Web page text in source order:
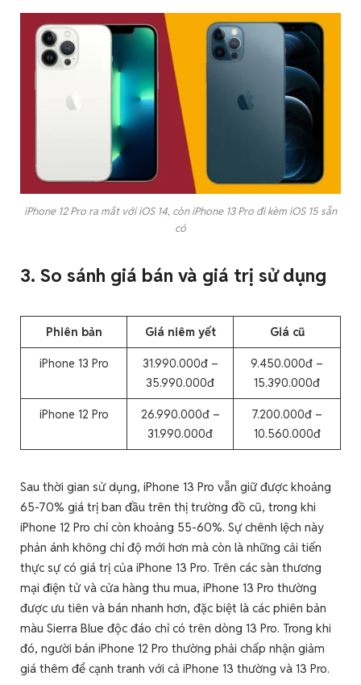
iPhone 12 Pro ra mắt với iOS 14, còn iPhone 13 Pro đi kèm iOS 15 sẵn
có
3. So sánh giá bán và giá trị sử dụng
Phiên bản Giá niêm yết Giá cũ
iPhone 13 Pro
31.990.000đ –
35.990.000đ
9.450.000đ –
15.390.000đ
iPhone 12 Pro
26.990.000đ –
31.990.000đ
7.200.000đ –
10.560.000đ
Sau thời gian sử dụng, iPhone 13 Pro vẫn giữ được khoảng
65-70% giá trị ban đầu trên thị trường đồ cũ, trong khi
iPhone 12 Pro chỉ còn khoảng 55-60%. Sự chênh lệch này
phản ánh không chỉ độ mới hơn mà còn là những cải tiến
thực sự có giá trị của iPhone 13 Pro. Trên các sàn thương
mại điện tử và cửa hàng thu mua, iPhone 13 Pro thường
được ưu tiên và bán nhanh hơn, đặc biệt là các phiên bản
màu Sierra Blue độc đáo chỉ có trên dòng 13 Pro. Trong khi
đó, người bán iPhone 12 Pro thường phải chấp nhận giảm
giá thêm để cạnh tranh với cả iPhone 13 thường và 13 Pro.